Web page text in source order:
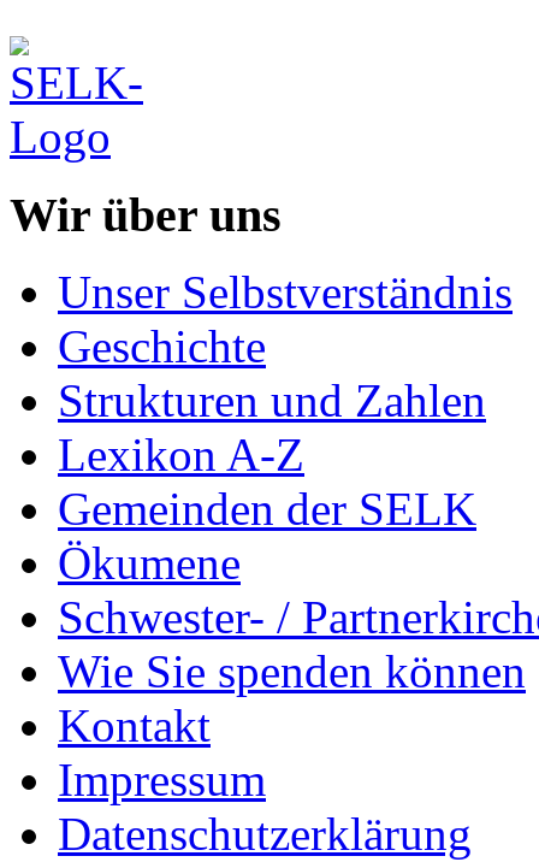
Wir über uns
Unser Selbstverständnis
Geschichte
Strukturen und Zahlen
Lexikon A-Z
Gemeinden der SELK
Ökumene
Schwester- /
Wie Sie spenden können
Kontakt
Impressum
Datenschutzerklärung